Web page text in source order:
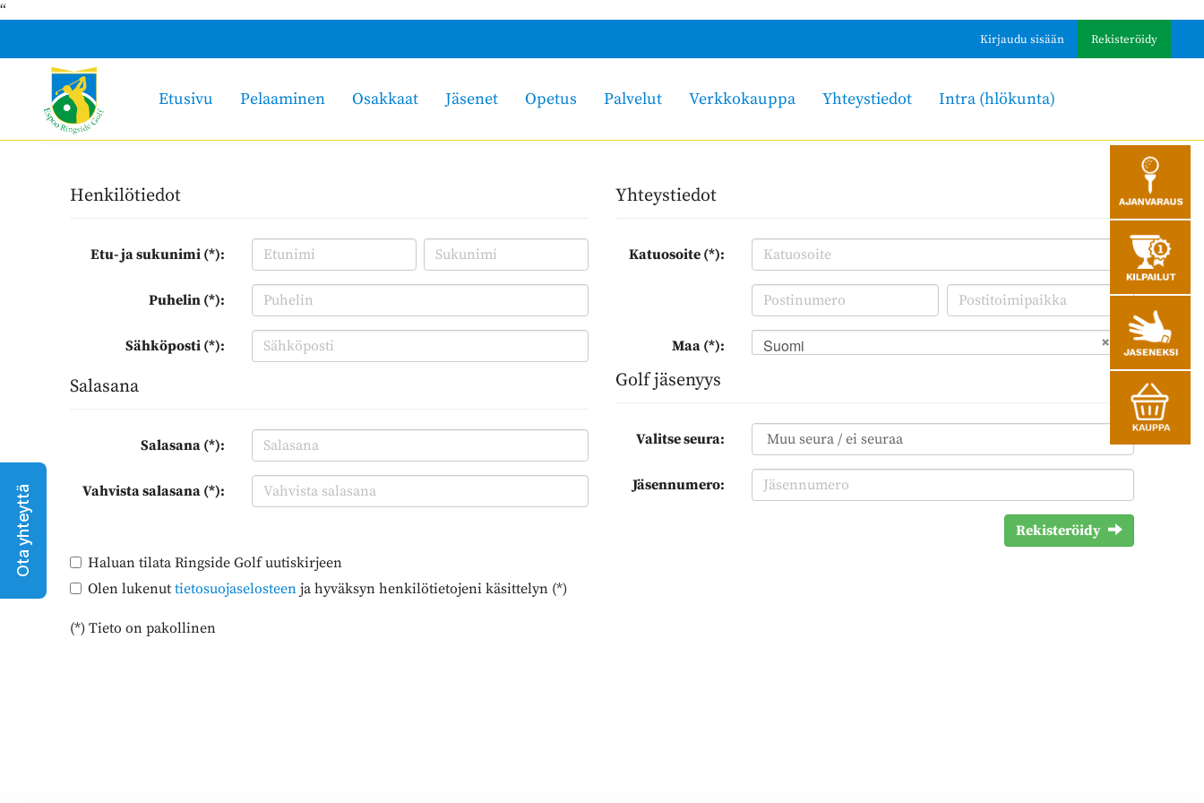
Ota yhteyttä
“
Kirjaudu sisään Rekisteröidy
Etusivu Pelaaminen Osakkaat Jäsenet Opetus Palvelut Verkkokauppa Yhteystiedot Intra (hlökunta)
Henkilötiedot
Etu- ja sukunimi (*):
Puhelin (*):
Sähköposti (*):
Salasana
Salasana (*):
Vahvista salasana (*):
Yhteystiedot
Katuosoite (*):
Maa (*): Suomi
Golf jäsenyys
Valitse seura:
Jäsennumero:
Rekisteröidy
Haluan tilata Ringside Golf uutiskirjeen
Olen lukenut tietosuojaselosteen ja hyväksyn henkilötietojeni käsittelyn (*)
(*) Tieto on pakollinen